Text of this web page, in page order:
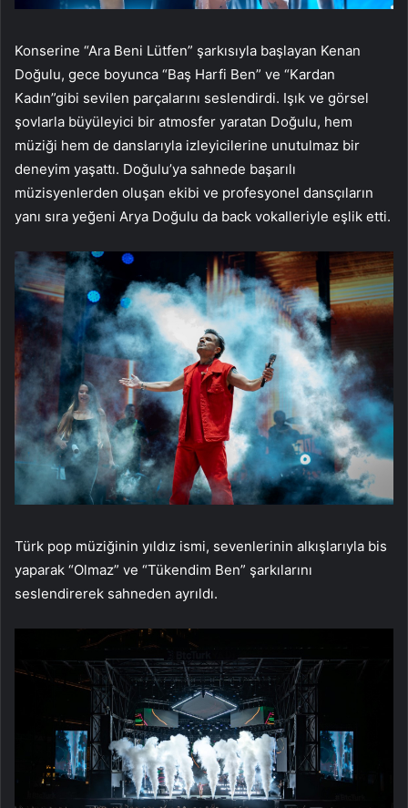
Konserine “Ara Beni Lütfen” şarkısıyla başlayan Kenan
Doğulu, gece boyunca “Baş Harfi Ben” ve “Kardan
Kadın”gibi sevilen parçalarını seslendirdi. Işık ve görsel
şovlarla büyüleyici bir atmosfer yaratan Doğulu, hem
müziği hem de danslarıyla izleyicilerine unutulmaz bir
deneyim yaşattı. Doğulu’ya sahnede başarılı
müzisyenlerden oluşan ekibi ve profesyonel dansçıların
yanı sıra yeğeni Arya Doğulu da back vokalleriyle eşlik etti.
Türk pop müziğinin yıldız ismi, sevenlerinin alkışlarıyla bis
yaparak “Olmaz” ve “Tükendim Ben” şarkılarını
seslendirerek sahneden ayrıldı.